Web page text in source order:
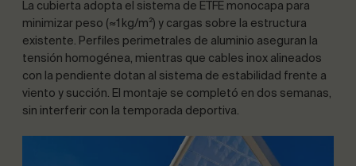
La cubierta adopta el sistema de ETFE monocapa para
minimizar peso (≈1 kg/m²) y cargas sobre la estructura
existente. Perfiles perimetrales de aluminio aseguran la
tensión homogénea, mientras que cables inox alineados
con la pendiente dotan al sistema de estabilidad frente a
viento y succión. El montaje se completó en dos semanas,
sin interferir con la temporada deportiva.